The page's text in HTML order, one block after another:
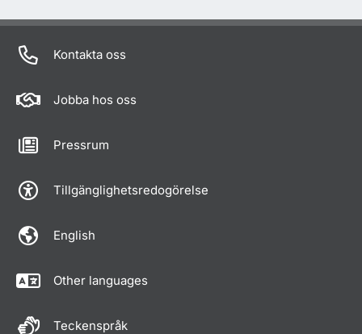
Kontakta oss
Jobba hos oss
Pressrum
Tillgänglighetsredogörelse
English
Other languages
Teckenspråk